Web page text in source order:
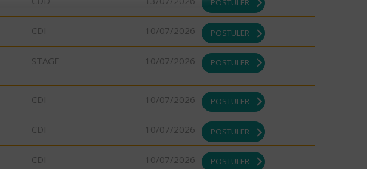
POSTULER
CDI 10/07/2026 POSTULER
STAGE 10/07/2026 POSTULER
CDI 10/07/2026 POSTULER
CDI 10/07/2026 POSTULER
CDI 10/07/2026 POSTULER